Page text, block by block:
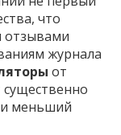
что
отзывами
журнала
от
и меньший